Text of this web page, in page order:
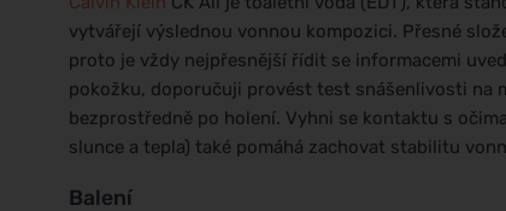
vytvářejí výslednou vonnou kompozici. Přesné
proto je vždy nejpřesnější řídit se informacemi
pokožku, doporučuji provést test snášenlivosti na
bezprostředně po holení. Vyhni se kontaktu s
slunce a tepla) také pomáhá zachovat stabilitu
Balení